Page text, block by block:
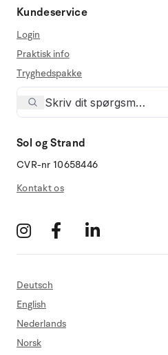
Kundeservice
Login
Praktisk info
Tryghedspakke
Sol og Strand
CVR-nr 10658446
Kontakt os
Deutsch
English
Nederlands
Norsk